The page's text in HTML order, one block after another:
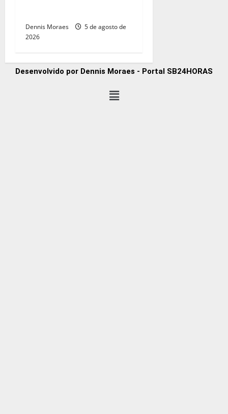
Dennis Moraes
5 de agosto de
2026
Desenvolvido por Dennis Moraes - Portal SB24HORAS